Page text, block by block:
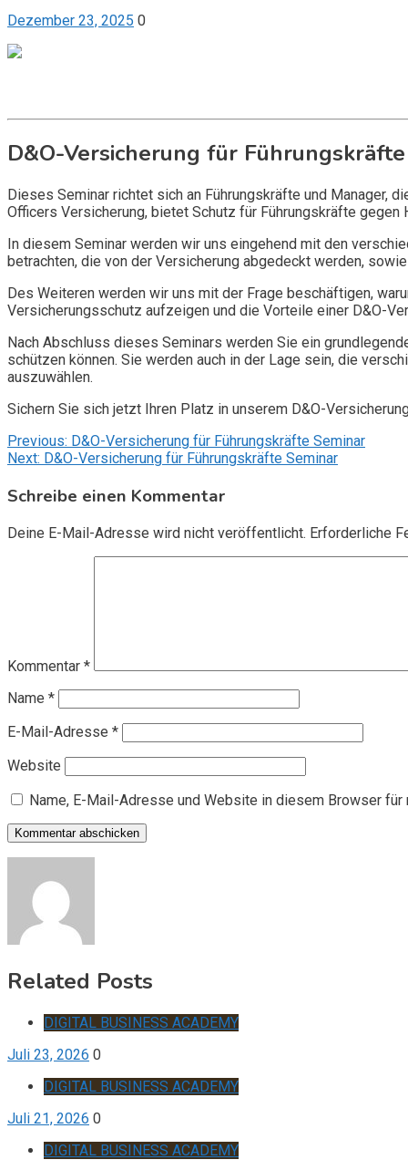
Dezember 23, 2025 0
D&O-Versicherung für
Dieses Seminar richtet sich an Führungskräfte und Manager,
Officers Versicherung, bietet Schutz für Führungskräfte
In diesem Seminar werden wir uns eingehend mit den
betrachten, die von der Versicherung abgedeckt werden,
Des Weiteren werden wir uns mit der Frage beschäftigen,
Versicherungsschutz aufzeigen und die Vorteile einer D&O-
Nach Abschluss dieses Seminars werden Sie ein
schützen können. Sie werden auch in der Lage sein, die
auszuwählen.
Sichern Sie sich jetzt Ihren Platz in unserem D&O-
Beitragsnavigation
Previous: D&O-Versicherung für Führungskräfte Seminar
Next: D&O-Versicherung für Führungskräfte Seminar
Schreibe einen Kommentar
Deine E-Mail-Adresse wird nicht veröffentlicht. Erforderliche
Kommentar *
Name *
E-Mail-Adresse *
Website
Name, E-Mail-Adresse und Website in diesem Browser
Related Posts
DIGITAL BUSINESS ACADEMY
Juli 23, 2026 0
DIGITAL BUSINESS ACADEMY
Juli 21, 2026 0
DIGITAL BUSINESS ACADEMY